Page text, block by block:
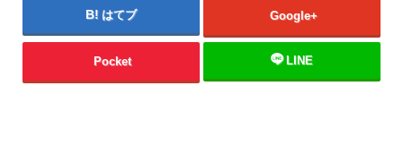
はてブ Google+
Pocket LINE